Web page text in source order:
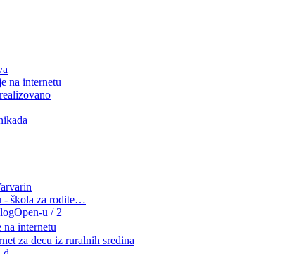
na internetu
- škola za rodite…
u / 2
internetu
za decu iz ruralnih sredina